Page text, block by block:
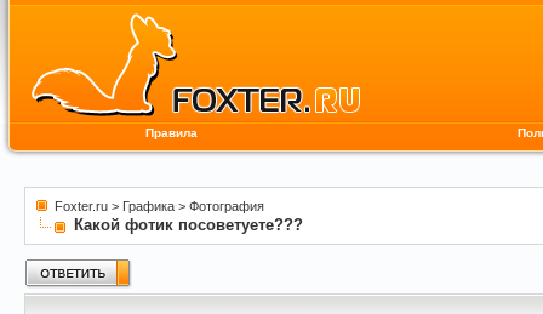
Правила
Foxter.ru > Графика > Фотография
Какой фотик посоветуете???